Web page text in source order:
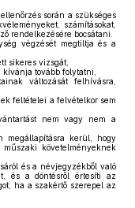
során a szükséges
számításokat,
rendelkezésére bocsátani.
végzését megtiltja és a
sikeres vizsgát,
tovább folytatni,
változását felhívásra,
feltételei a felvételkor sem
nem vagy nem a
megállapításra kerül, hogy
követelményeknek
és a névjegyzékből való
és a döntésről értesíti az
ha a szakértő szerepel az